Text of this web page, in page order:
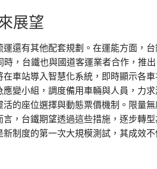
展望
還有其他配套規劃。在運能方面，
，台鐵也與國道客運業者合作，推
車站導入智慧化系統，即時顯示各
變小組，調度備用車輛與人員，力
的座位選擇與動態票價機制。限量
，台鐵期望透過這些措施，逐步轉
制度的第一次大規模測試，其成效